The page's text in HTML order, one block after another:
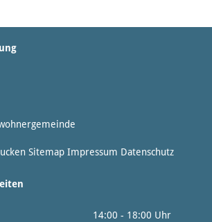
Sitemap Impressum Datenschutz
- 18:00 Uhr